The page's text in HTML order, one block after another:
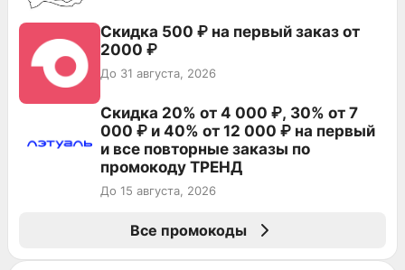
Скидка 500 ₽ на первый заказ от
2000 ₽
До 31 августа, 2026
Скидка 20% от 4 000 ₽, 30% от 7
000 ₽ и 40% от 12 000 ₽ на первый
и все повторные заказы по
промокоду ТРЕНД
До 15 августа, 2026
Все промокоды